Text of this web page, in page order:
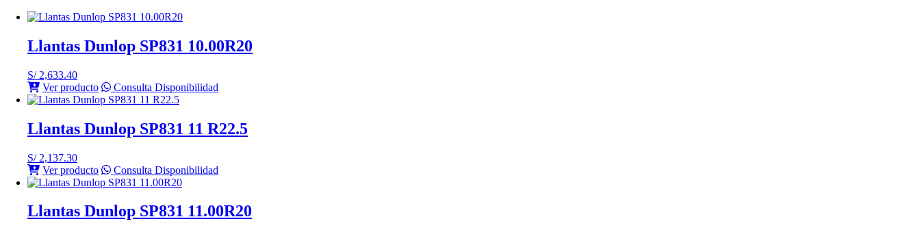
Llantas Dunlop SP831 10.00R20
S/2,633.40
Ver producto
Consulta Disponibilidad
Llantas Dunlop SP831 11 R22.5
S/2,137.30
Ver producto
Consulta Disponibilidad
Llantas Dunlop SP831 11.00R20